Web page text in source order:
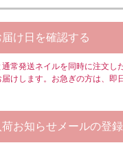
届け日を確認する
常発送ネイルを同時に注文し
けします。お急ぎの方は、即
荷お知らせメールの登録